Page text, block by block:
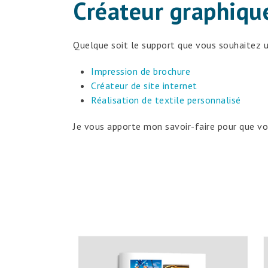
Créateur
Quelque soit le support que vous souhaitez
Impression de brochure
Créateur de site internet
Réalisation de textile personnalisé
Je vous apporte mon savoir-faire pour que